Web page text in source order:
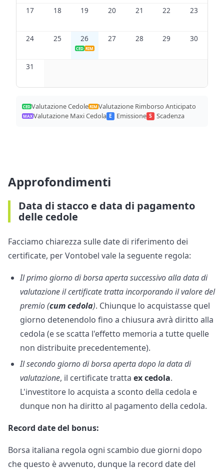
17 18 19 20 21 22 23
24 25 26
CED RIM
27 28 29 30
31
CEDValutazione CedoleRIM Valutazione Rimborso Anticipato
MAXValutazione Maxi Cedola E Emissione S Scadenza
Approfondimenti
Data di stacco e data di pagamento
delle cedole
Facciamo chiarezza sulle date di riferimento dei
certificate, per Vontobel vale la seguente regola:
Il primo giorno di borsa aperta successivo alla data di
valutazione il certificate tratta incorporando il valore del
premio (cum cedola). Chiunque lo acquistasse quel
giorno detenendolo fino a chiusura avrà diritto alla
cedola (e se scatta l'effetto memoria a tutte quelle
non distribuite precedentemente).
Il secondo giorno di borsa aperta dopo la data di
valutazione, il certificate tratta ex cedola.
L'investitore lo acquista a sconto della cedola e
dunque non ha diritto al pagamento della cedola.
Record date del bonus:
Borsa italiana regola ogni scambio due giorni dopo
che questo è avvenuto, dunque la record date del